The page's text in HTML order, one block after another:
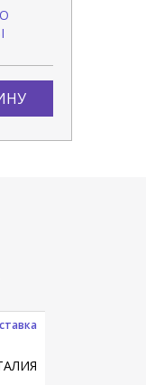
PNPIL TL